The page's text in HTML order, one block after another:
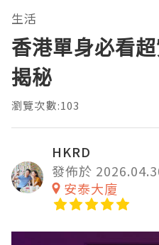
生活
香港單身必看
揭秘
瀏覽次數:103
HKRD
發佈於
安泰大廈